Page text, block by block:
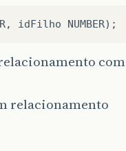
com
relacionamento